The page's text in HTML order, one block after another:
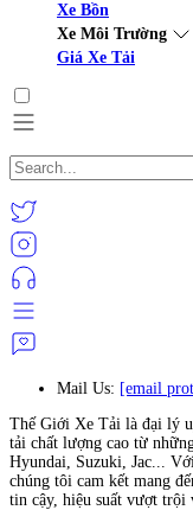
Xe Bồn
Xe Môi Trường
Giá Xe Tải
Mail Us: [email
Thế Giới Xe Tải là đại lý
tải chất lượng cao từ
Hyundai, Suzuki, Jac...
chúng tôi cam kết mang
tin cậy, hiệu suất vượt trội